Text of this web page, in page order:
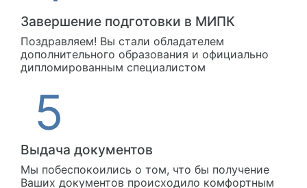
Завершение подготовки в МИПК
Поздравляем! Вы стали обладателем
дополнительного образования и официально
дипломированным специалистом
Выдача документов
Мы побеспокоились о том, что бы получение
Ваших документов происходило комфортным